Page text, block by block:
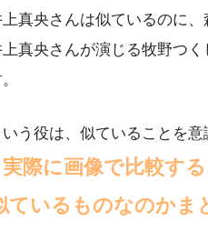
真央さんは似ているのに
真央さんが演じる牧野つ
う役は、似ていることを
実際に画像で比較す
ているものなのかま